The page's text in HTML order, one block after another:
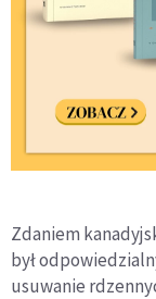
Zdaniem
był
usuwanie